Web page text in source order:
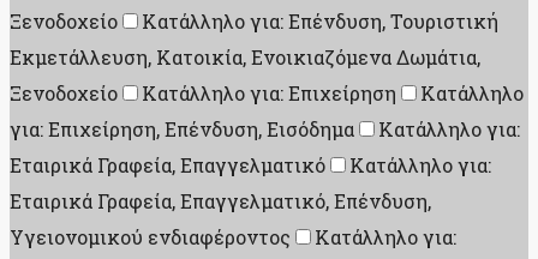
Ξενοδοχείο
Κατάλληλο για: Επένδυση, Τουριστική
Εκμετάλλευση, Κατοικία, Ενοικιαζόμενα Δωμάτια,
Ξενοδοχείο
Κατάλληλο για: Επιχείρηση
Κατάλληλο
για: Επιχείρηση, Επένδυση, Εισόδημα
Κατάλληλο για:
Εταιρικά Γραφεία, Επαγγελματικό
Κατάλληλο για:
Εταιρικά Γραφεία, Επαγγελματικό, Επένδυση,
Υγειονομικού ενδιαφέροντος
Κατάλληλο για: